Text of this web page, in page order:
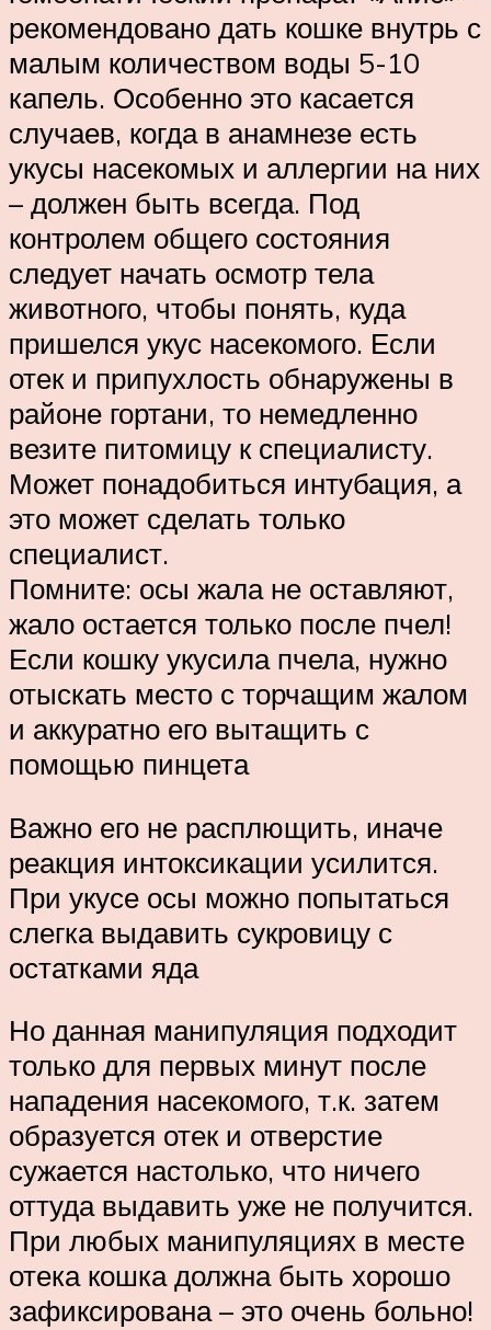
рекомендовано дать кошке внутрь с
малым количеством воды 5-10
капель. Особенно это касается
случаев, когда в анамнезе есть
укусы насекомых и аллергии на них
– должен быть всегда. Под
контролем общего состояния
следует начать осмотр тела
животного, чтобы понять, куда
пришелся укус насекомого. Если
отек и припухлость обнаружены в
районе гортани, то немедленно
везите питомицу к специалисту.
Может понадобиться интубация, а
это может сделать только
специалист.
Помните: осы жала не оставляют,
жало остается только после пчел!
Если кошку укусила пчела, нужно
отыскать место с торчащим жалом
и аккуратно его вытащить с
помощью пинцета
Важно его не расплющить, иначе
реакция интоксикации усилится.
При укусе осы можно попытаться
слегка выдавить сукровицу с
остатками яда
Но данная манипуляция подходит
только для первых минут после
нападения насекомого, т.к. затем
образуется отек и отверстие
сужается настолько, что ничего
оттуда выдавить уже не получится.
При любых манипуляциях в месте
отека кошка должна быть хорошо
зафиксирована – это очень больно!